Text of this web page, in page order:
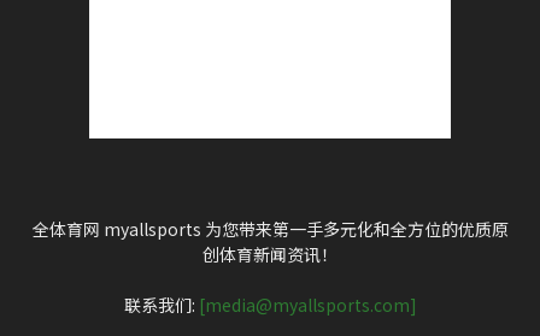
全体育网 myallsports 为您带来第一手多元化和全方位的优质原
创体育新闻资讯！
联系我们: [media@myallsports.com]